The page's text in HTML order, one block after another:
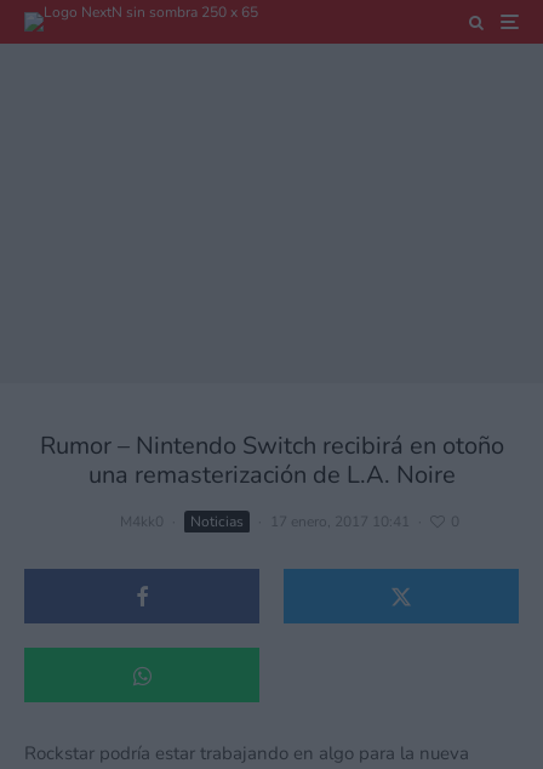
Rumor – Nintendo Switch recibirá en otoño
una remasterización de L.A. Noire
M4kk0 Noticias 17 enero, 2017 10:41 0
Rockstar podría estar trabajando en algo para la nueva